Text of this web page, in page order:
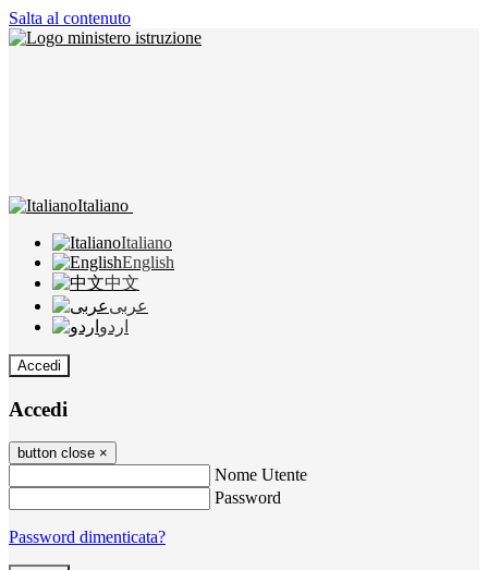
Salta al contenuto
Italiano
Italiano
English
中文
عربى
اردو
Accedi
Accedi
button close ×
Nome Utente
Password
Password dimenticata?